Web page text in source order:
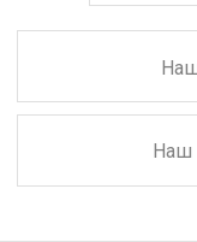
Наш